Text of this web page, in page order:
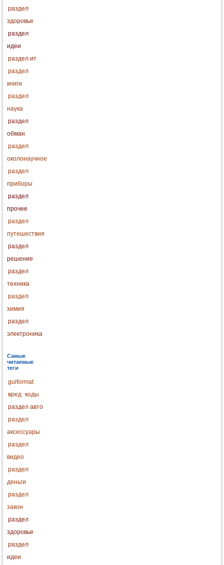
раздел
здоровье
раздел
идеи
раздел ит
раздел
книги
раздел
наука
раздел
обман
раздел
околонаучное
раздел
приборы
раздел
прочее
раздел
путешествия
раздел
решение
раздел
техника
раздел
химия
раздел
электроника
Самые
читаемые
теги
guiformat
вред коды
раздел авто
раздел
аксессуары
раздел
видео
раздел
деньги
раздел
закон
раздел
здоровье
раздел
идеи